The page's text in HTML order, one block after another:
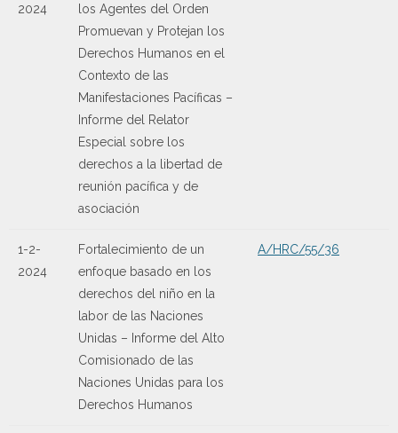
2024
los Agentes del Orden
Promuevan y Protejan los
Derechos Humanos en el
Contexto de las
Manifestaciones Pacíficas –
Informe del Relator
Especial sobre los
derechos a la libertad de
reunión pacífica y de
asociación
1-2-
2024
Fortalecimiento de un
enfoque basado en los
derechos del niño en la
labor de las Naciones
Unidas – Informe del Alto
Comisionado de las
Naciones Unidas para los
Derechos Humanos
A/HRC/55/36